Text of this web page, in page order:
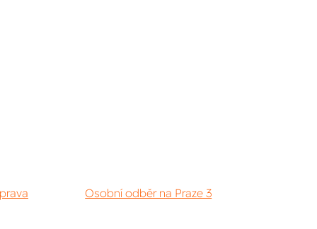
Osobní odběr na Praze 3